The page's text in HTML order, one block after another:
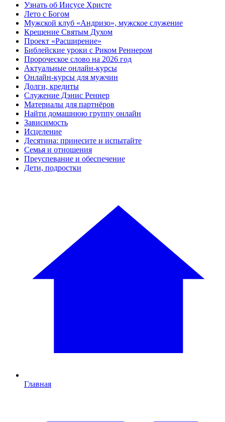
Узнать об Иисусе Христе
Лето с Богом
Мужской клуб «Андризо», мужское служение
Крещение Святым Духом
Проект «Расширение»
Библейские уроки с Риком Реннером
Пророческое слово на 2026 год
Актуальные онлайн-курсы
Онлайн-курсы для мужчин
Долги, кредиты
Служение Дэнис Реннер
Материалы для партнёров
Найти домашнюю группу онлайн
Зависимость
Исцеление
Десятина: принесите и испытайте
Семья и отношения
Преуспевание и обеспечение
Дети, подростки
Главная